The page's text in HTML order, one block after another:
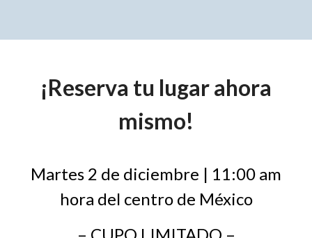
¡Reserva tu lugar ahora
mismo!
Martes 2 de diciembre | 11:00 am
hora del centro de México